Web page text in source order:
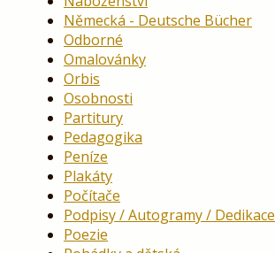
Německá - Deutsche Bücher
Odborné
Omalovánky
Orbis
Osobnosti
Partitury
Pedagogika
Peníze
Plakáty
Počítače
Podpisy / Autogramy / Dedikace
Poezie